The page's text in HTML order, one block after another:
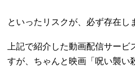
といったリスクが、必ず存在し
上記で紹介した動画配信サー
すが、ちゃんと映画「呪い襲い